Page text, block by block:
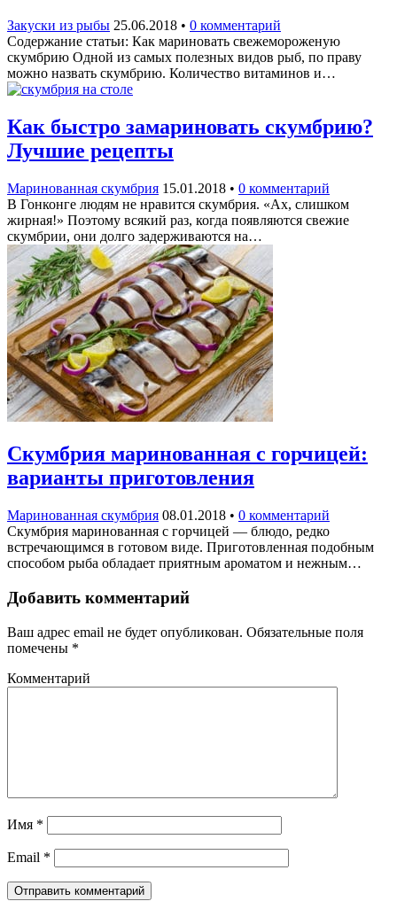
Закуски из рыбы 25.06.2018 • 0 комментарий
Содержание статьи: Как мариновать свежемороженую
скумбрию Одной из самых полезных видов рыб, по праву
можно назвать скумбрию. Количество витаминов и…
Как быстро замариновать скумбрию?
Лучшие рецепты
Маринованная скумбрия 15.01.2018 • 0 комментарий
В Гонконге людям не нравится скумбрия. «Ах, слишком
жирная!» Поэтому всякий раз, когда появляются свежие
скумбрии, они долго задерживаются на…
Скумбрия маринованная с горчицей:
варианты приготовления
Маринованная скумбрия 08.01.2018 • 0 комментарий
Скумбрия маринованная с горчицей — блюдо, редко
встречающимся в готовом виде. Приготовленная подобным
способом рыба обладает приятным ароматом и нежным…
Добавить комментарий
Ваш адрес email не будет опубликован. Обязательные поля
помечены *
Комментарий
Имя *
Email *